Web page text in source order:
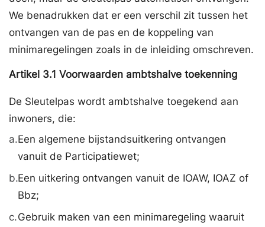
We benadrukken dat er een verschil zit tussen het
ontvangen van de pas en de koppeling van
minimaregelingen zoals in de inleiding omschreven.
Artikel 3.1 Voorwaarden ambtshalve toekenning
De Sleutelpas wordt ambtshalve toegekend aan
inwoners, die:
a.Een algemene bijstandsuitkering ontvangen
vanuit de Participatiewet;
b.Een uitkering ontvangen vanuit de IOAW, IOAZ of
Bbz;
c.Gebruik maken van een minimaregeling waaruit